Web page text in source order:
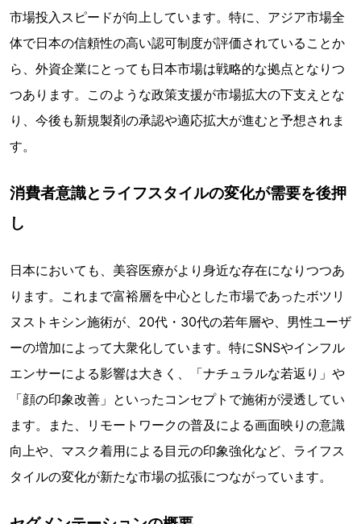
市場投入スピードが向上しています。特に、アジア市場全
体で日本の信頼性の高い認可制度が評価されていることか
ら、外資企業にとっても日本市場は戦略的な拠点となりつ
つあります。このような政策支援が市場拡大の下支えとな
り、今後も新規製剤の承認や適応拡大が進むと予想されま
す。
消費者意識とライフスタイルの変化が需要を後押
し
日本においても、美容医療がより身近な存在になりつつあ
ります。これまで富裕層を中心とした市場であったボツリ
ヌストキシン施術が、20代・30代の若年層や、男性ユーザ
ーの増加によって大衆化しています。特にSNSやインフル
エンサーによる影響は大きく、「ナチュラルな若返り」や
「顔の印象改善」といったコンセプトで施術が浸透してい
ます。また、リモートワークの普及による画面映りの意識
向上や、マスク着用による目元の印象強化など、ライフス
タイルの変化が新たな市場の拡張につながっています。